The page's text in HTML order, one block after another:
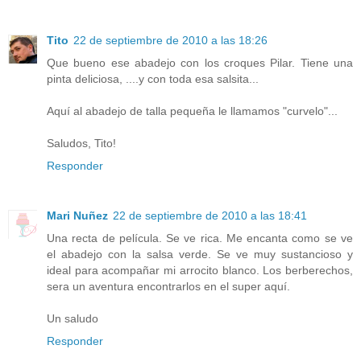
Tito 22 de septiembre de 2010 a las 18:26
Que bueno ese abadejo con los croques Pilar. Tiene una
pinta deliciosa, ....y con toda esa salsita...
Aquí al abadejo de talla pequeña le llamamos "curvelo"...
Saludos, Tito!
Responder
Mari Nuñez 22 de septiembre de 2010 a las 18:41
Una recta de película. Se ve rica. Me encanta como se ve
el abadejo con la salsa verde. Se ve muy sustancioso y
ideal para acompañar mi arrocito blanco. Los berberechos,
sera un aventura encontrarlos en el super aquí.
Un saludo
Responder